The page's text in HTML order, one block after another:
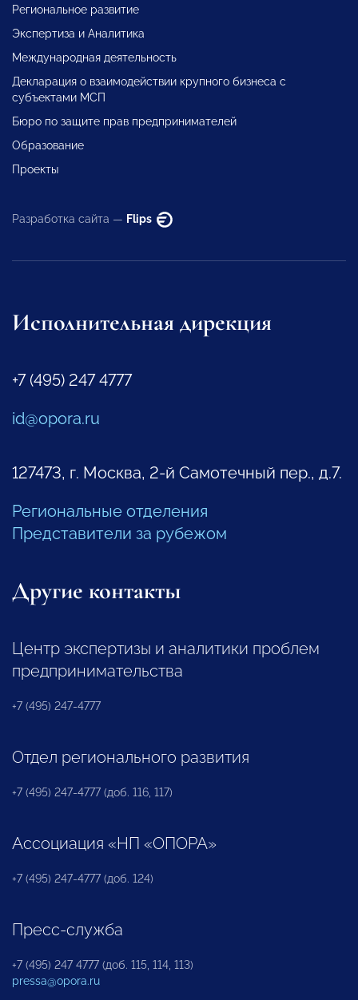
Региональное развитие
Экспертиза и Аналитика
Международная деятельность
Декларация о взаимодействии крупного бизнеса с
субъектами МСП
Бюро по защите прав предпринимателей
Образование
Проекты
Разработка сайта — Flips
Исполнительная дирекция
+7 (495) 247 4777
id@opora.ru
127473, г. Москва, 2-й Самотечный пер., д.7.
Региональные отделения
Представители за рубежом
Другие контакты
Центр экспертизы и аналитики проблем
предпринимательства
+7 (495) 247-4777
Отдел регионального развития
+7 (495) 247-4777 (доб. 116, 117)
Ассоциация «НП «ОПОРА»
+7 (495) 247-4777 (доб. 124)
Пресс-служба
+7 (495) 247 4777 (доб. 115, 114, 113)
pressa@opora.ru